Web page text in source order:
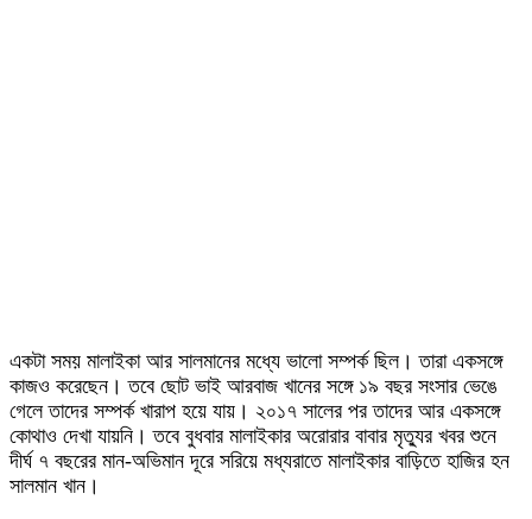
একটা সময় মালাইকা আর সালমানের মধ্যে ভালো সম্পর্ক ছিল। তারা একসঙ্গে
কাজও করেছেন। তবে ছোট ভাই আরবাজ খানের সঙ্গে ১৯ বছর সংসার ভেঙে
গেলে তাদের সম্পর্ক খারাপ হয়ে যায়। ২০১৭ সালের পর তাদের আর একসঙ্গে
কোথাও দেখা যায়নি। তবে বুধবার মালাইকার অরোরার বাবার মৃত্যুর খবর শুনে
দীর্ঘ ৭ বছরের মান-অভিমান দূরে সরিয়ে মধ্যরাতে মালাইকার বাড়িতে হাজির হন
সালমান খান।